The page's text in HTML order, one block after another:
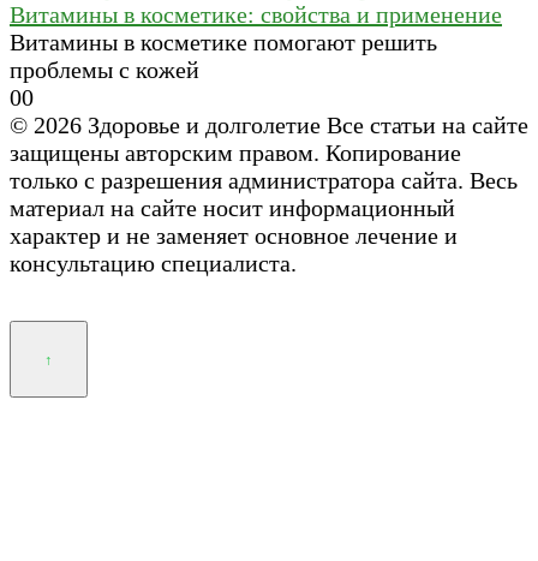
Витамины в косметике: свойства и применение
Витамины в косметике помогают решить
проблемы с кожей
00
© 2026 Здоровье и долголетие Все статьи на сайте
защищены авторским правом. Копирование
только с разрешения администратора сайта. Весь
материал на сайте носит информационный
характер и не заменяет основное лечение и
консультацию специалиста.